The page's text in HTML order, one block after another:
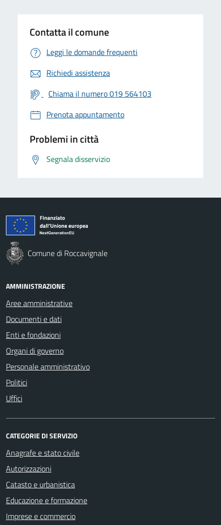
Contatta il comune
Leggi le domande frequenti
Richiedi assistenza
Chiama il numero 019 564103
Prenota appuntamento
Problemi in città
Segnala disservizio
Comune di Roccavignale
AMMINISTRAZIONE
Aree amministrative
Documenti e dati
Enti e fondazioni
Organi di governo
Personale amministrativo
Politici
Uffici
CATEGORIE DI SERVIZIO
Anagrafe e stato civile
Autorizzazioni
Catasto e urbanistica
Educazione e formazione
Imprese e commercio